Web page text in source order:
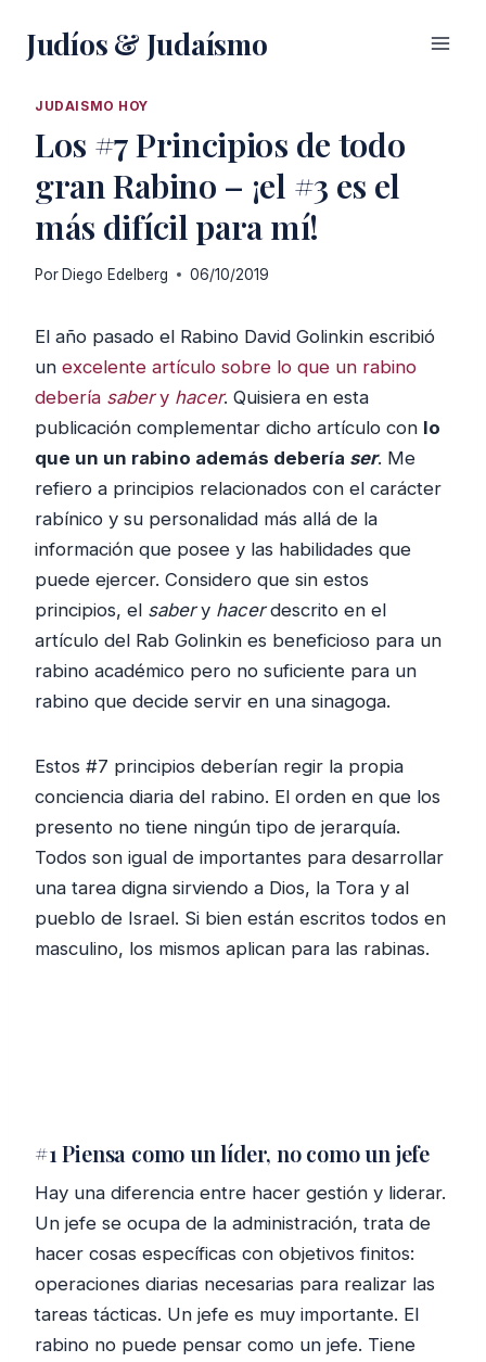
Judíos & Judaísmo
JUDAISMO HOY
Los #7 Principios de todo
gran Rabino – ¡el #3 es el
más difícil para mí!
Por Diego Edelberg 06/10/2019
El año pasado el Rabino David Golinkin escribió
un excelente artículo sobre lo que un rabino
debería sabery hacer. Quisiera en esta
publicación complementar dicho artículo con lo
que un un rabino además debería ser. Me
refiero a principios relacionados con el carácter
rabínico y su personalidad más allá de la
información que posee y las habilidades que
puede ejercer. Considero que sin estos
principios, el sabery hacerdescrito en el
artículo del Rab Golinkin es beneficioso para un
rabino académico pero no suficiente para un
rabino que decide servir en una sinagoga.
Estos #7 principios deberían regir la propia
conciencia diaria del rabino. El orden en que los
presento no tiene ningún tipo de jerarquía.
Todos son igual de importantes para desarrollar
una tarea digna sirviendo a Dios, la Tora y al
pueblo de Israel. Si bien están escritos todos en
masculino, los mismos aplican para las rabinas.
#1 Piensa como un líder, no como un jefe
Hay una diferencia entre hacer gestión y liderar.
Un jefe se ocupa de la administración, trata de
hacer cosas específicas con objetivos finitos:
operaciones diarias necesarias para realizar las
tareas tácticas. Un jefe es muy importante. El
rabino no puede pensar como un jefe. Tiene